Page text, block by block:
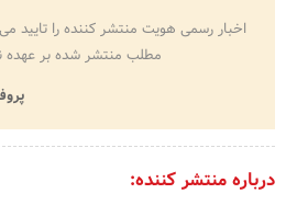
اخبار رسمی هویت منتشر کننده را
مطلب منتشر شده بر عهده
درباره منتشر کننده: